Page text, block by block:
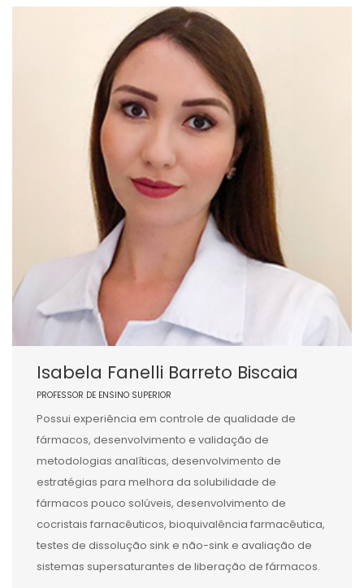
Isabela Fanelli Barreto Biscaia
PROFESSOR DE ENSINO SUPERIOR
Possui experiência em controle de qualidade de
fármacos, desenvolvimento e validação de
metodologias analíticas, desenvolvimento de
estratégias para melhora da solubilidade de
fármacos pouco solúveis, desenvolvimento de
cocristais farnacêuticos, bioquivalência farmacêutica,
testes de dissolução sink e não-sink e avaliação de
sistemas supersaturantes de liberação de fármacos.